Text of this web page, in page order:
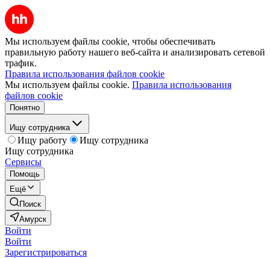
Мы используем файлы cookie, чтобы обеспечивать
правильную работу нашего веб-сайта и анализировать сетевой
трафик.
Правила использования файлов cookie
Мы используем файлы cookie. Правила использования
файлов cookie
Понятно
Ищу сотрудника
Ищу работу
Ищу сотрудника
Ищу сотрудника
Сервисы
Помощь
Ещё
Поиск
Амурск
Войти
Войти
Зарегистрироваться